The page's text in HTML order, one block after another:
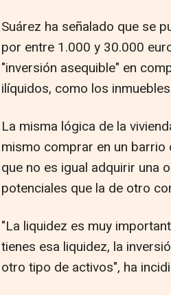
Suárez ha señalado que se
por entre 1.000 y 30.000
"inversión asequible" en
ilíquidos, como los
La misma lógica de la
mismo comprar en un
que no es igual adquirir una
potenciales que la de otro
"La liquidez es muy
tienes esa liquidez, la
otro tipo de activos", ha